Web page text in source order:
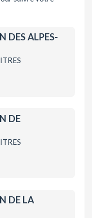
DES ALPES-
DE
DE LA